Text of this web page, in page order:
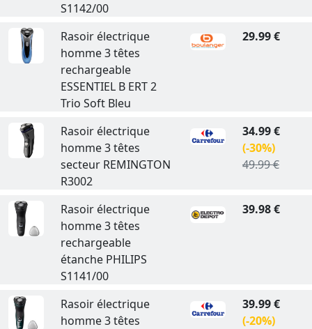
S1142/00
Rasoir électrique
homme 3 têtes
rechargeable
ESSENTIEL B ERT 2
Trio Soft Bleu
29.99 €
Rasoir électrique
homme 3 têtes
secteur REMINGTON
R3002
34.99 €
(-30%)
49.99 €
Rasoir électrique
homme 3 têtes
rechargeable
étanche PHILIPS
S1141/00
39.98 €
Rasoir électrique
homme 3 têtes
39.99 €
(-20%)